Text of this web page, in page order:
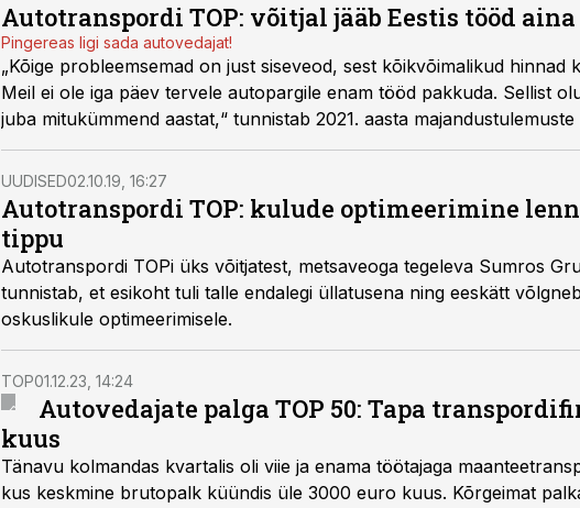
Autotranspordi TOP: võitjal jääb Eestis tööd
Pingereas ligi sada autovedajat!
„Kõige probleemsemad on just siseveod, sest kõikvõimalikud hinnad
Meil ei ole iga päev tervele autopargile enam tööd pakkuda. Sellist
juba mitukümmend aastat,“ tunnistab 2021. aasta
TOPi võitja, Realsten OÜ juht Sergei Polonski.
UUDISED02.10.19, 16:27
Autotranspordi TOP: kulude optimeerimine
tippu
Autotranspordi TOPi üks võitjatest, metsaveoga tegeleva Sumros
tunnistab, et esikoht tuli talle endalegi üllatusena ning eeskätt
oskuslikule optimeerimisele.
TOP01.12.23, 14:24
Autovedajate palga TOP 50: Tapa
kuus
Tänavu kolmandas kvartalis oli viie ja enama töötajaga
kus keskmine brutopalk küündis üle 3000 euro kuus. Kõrgeimat